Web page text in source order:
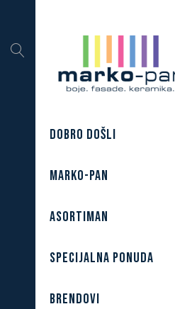
DOBRO DOŠLI
MARKO-PAN
ASORTIMAN
SPECIJALNA PONUDA
BRENDOVI